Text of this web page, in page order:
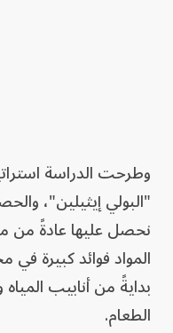
وطرحت الدراسة
"البولي إيثيلين"،
نحصل عليها عادةً من
المواد فوائد كبيرة
بدايةً من أنابيب
الطعام.